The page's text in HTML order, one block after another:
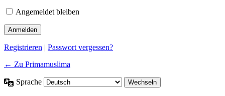
Angemeldet bleiben
Registrieren | Passwort vergessen?
← Zu Primamuslima
Sprache